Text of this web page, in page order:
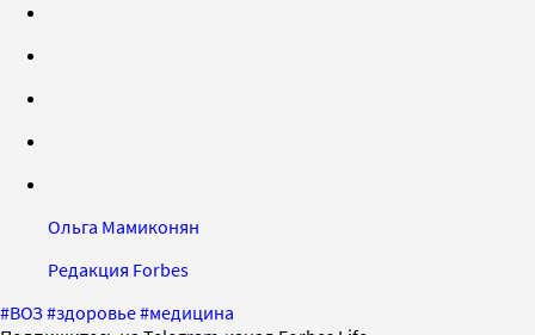
Ольга Мамиконян
Редакция Forbes
#ВОЗ#здоровье#медицина